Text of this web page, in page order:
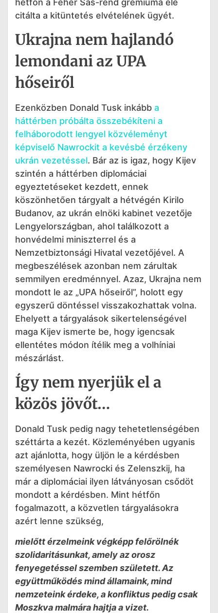
citálta a kitüntetés elvételének ügyét.
Ukrajna nem hajlandó
lemondani az UPA
hőseiről
Ezenközben Donald Tusk inkább a
háttérben próbálta összebékíteni a
felháborodott lengyel közvéleményt
képviselő Nawrockit a kevésbé érzékeny
ukrán vezetéssel. Bár az is igaz, hogy Kijev
szintén a háttérben diplomáciai
egyeztetéseket kezdett, ennek
köszönhetően tárgyalt a hétvégén Kirilo
Budanov, az ukrán elnöki kabinet vezetője
Lengyelországban, ahol találkozott a
honvédelmi miniszterrel és a
Nemzetbiztonsági Hivatal vezetőjével. A
megbeszélések azonban nem zárultak
semmilyen eredménnyel. Azaz, Ukrajna nem
mondott le az „UPA hőseiről”, holott egy
egyszerű döntéssel visszakozhattak volna.
Ehelyett a tárgyalások sikertelenségével
maga Kijev ismerte be, hogy igencsak
ellentétes módon ítélik meg a volhíniai
mészárlást.
Így nem nyerjük el a
közös jövőt…
Donald Tusk pedig nagy tehetetlenségében
széttárta a kezét. Közleményében ugyanis
azt ajánlotta, hogy üljön le a kérdésben
személyesen Nawrocki és Zelenszkij, ha
már a diplomáciai ilyen látványosan csődöt
mondott a kérdésben. Mint hétfőn
fogalmazott, a közvetlen tárgyalásokra
azért lenne szükség,
mielőtt érzelmeink végképp felőrölnék
szolidaritásunkat, amely az orosz
fenyegetéssel szemben született. Az
együttműködés mind államaink, mind
nemzeteink érdeke, a konfliktus pedig csak
Moszkva malmára hajtja a vizet.